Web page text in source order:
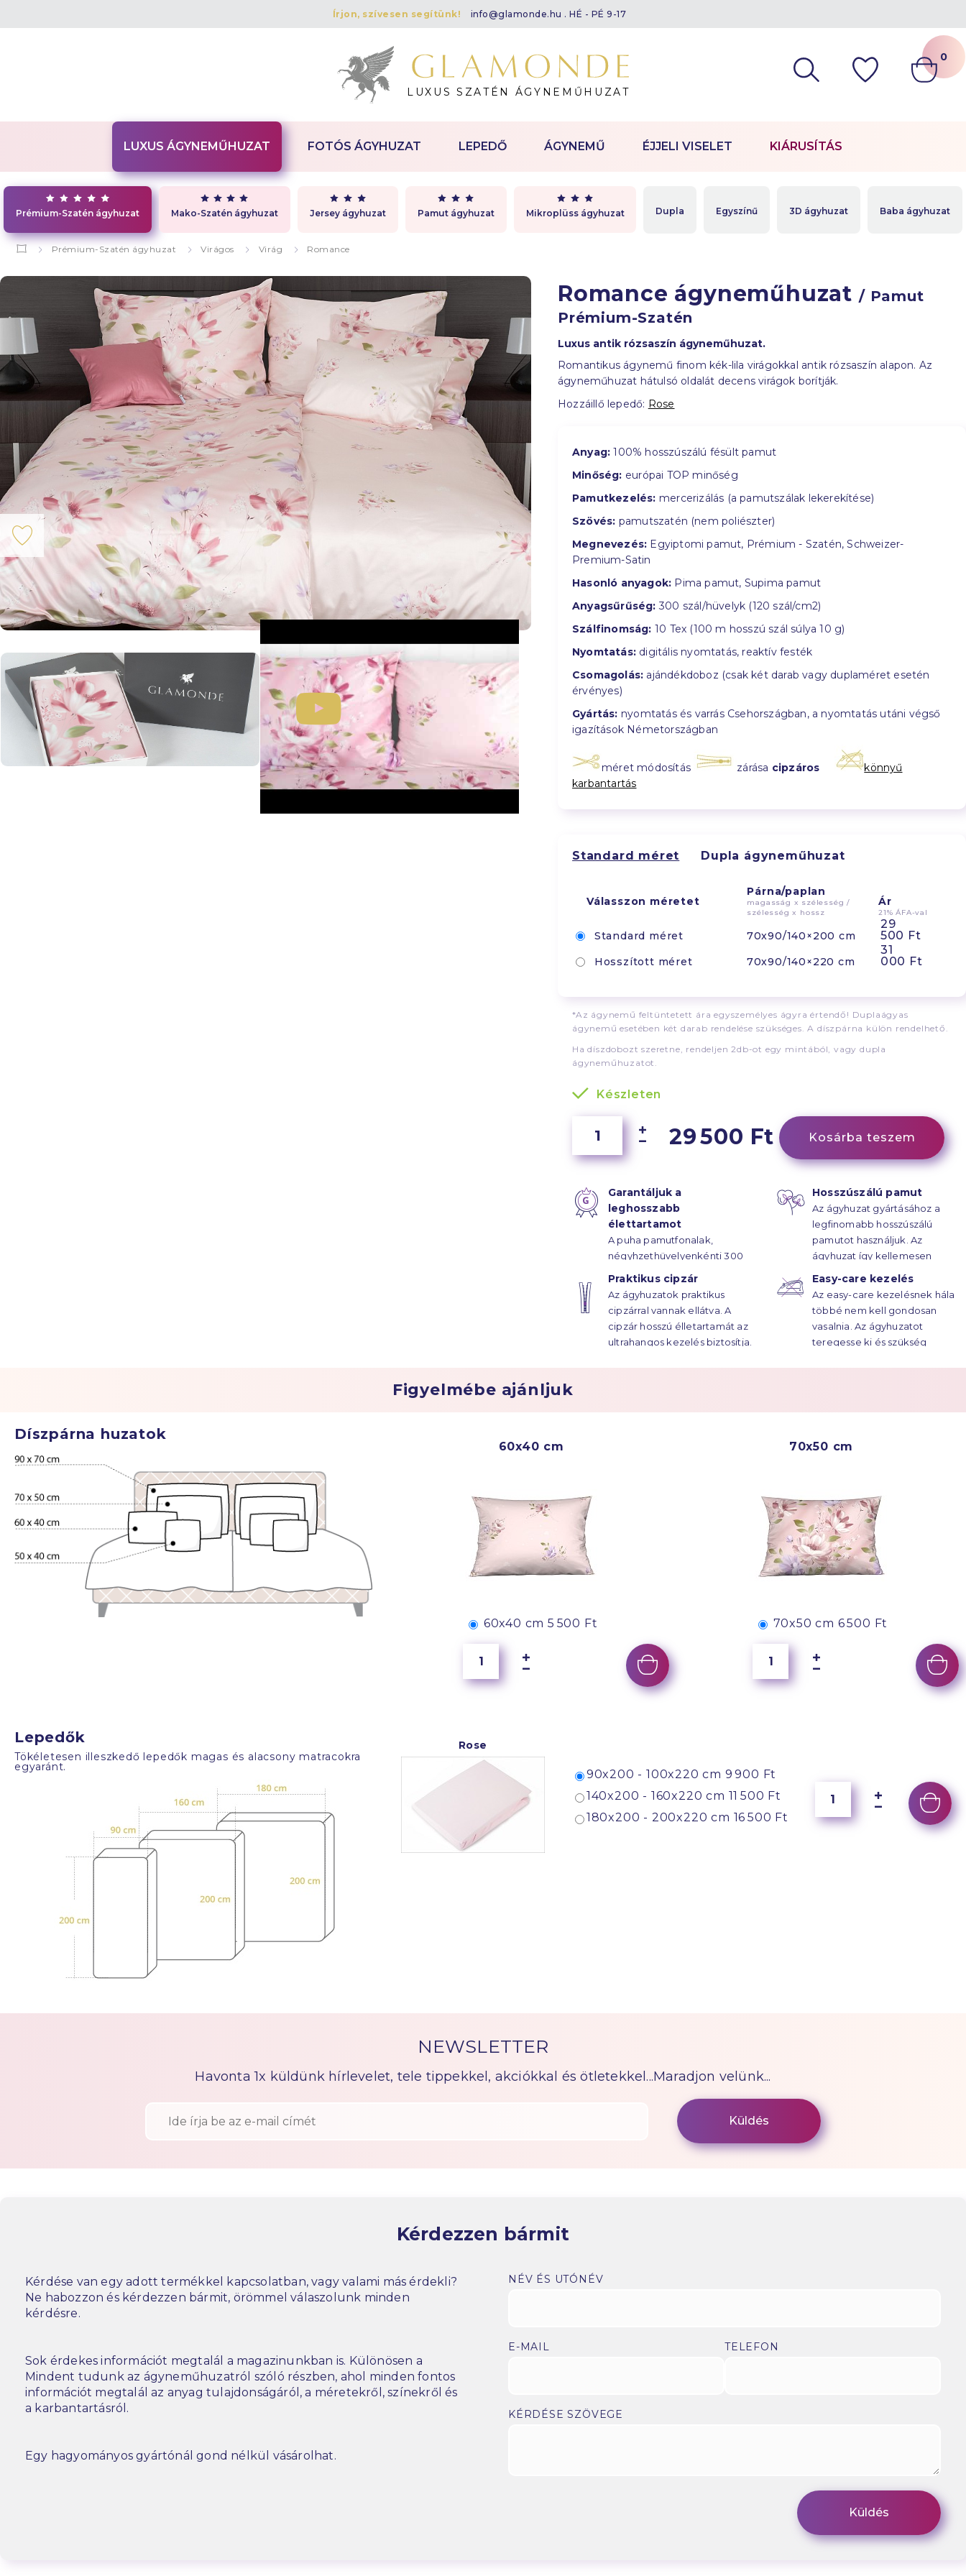
Írjon, szívesen segítünk! info@glamonde.hu . HÉ - PÉ 9-17
LUXUS SZATÉN ÁGYNEMŰHUZAT
0
LUXUS ÁGYNEMŰHUZAT
Prémium-Szatén ágyhuzat Mako-Szatén ágyhuzat Jersey ágyhuzat Pamut ágyhuzat Mikroplüss ágyhuzat Dupla Egyszínű 3D ágyhuzat Baba ágyhuzat
FOTÓS ÁGYHUZAT LEPEDŐ ÁGYNEMŰ ÉJJELI VISELET KIÁRUSÍTÁS
Prémium-Szatén ágyhuzat Virágos Virág Romance
Romance ágyneműhuzat / Pamut
Prémium-Szatén
Luxus antik rózsaszín ágyneműhuzat.
Romantikus ágynemű finom kék-lila virágokkal antik rózsaszín alapon. Az
ágyneműhuzat hátulsó oldalát decens virágok borítják.
Hozzáillő lepedő: Rose
Anyag: 100% hosszúszálú fésült pamut
Minőség: európai TOP minőség
Pamutkezelés: mercerizálás (a pamutszálak lekerekítése)
Szövés: pamutszatén (nem poliészter)
Megnevezés: Egyiptomi pamut, Prémium - Szatén, Schweizer-
Premium-Satin
Hasonló anyagok: Pima pamut, Supima pamut
Anyagsűrűség: 300 szál/hüvelyk (120 szál/cm2)
Szálfinomság: 10 Tex (100 m hosszú szál súlya 10 g)
Nyomtatás: digitális nyomtatás, reaktív festék
Csomagolás: ajándékdoboz (csak két darab vagy duplaméret esetén
érvényes)
Gyártás: nyomtatás és varrás Csehországban, a nyomtatás utáni végső
igazítások Németországban
méret módosítás zárása cipzáros
könnyű
karbantartás
Standard méret Dupla ágyneműhuzat
Válasszon méretet
Párna/paplan
magasság x szélesség /
szélesség x hossz
Ár
21% ÁFA-val
Standard méret 70x90/140×200 cm
29
500 Ft
Hosszított méret 70x90/140×220 cm
31
000 Ft
*Az ágynemű feltüntetett ára egyszemélyes ágyra értendő! Duplaágyas
ágynemű esetében két darab rendelése szükséges. A díszpárna külön rendelhető.
Ha díszdobozt szeretne, rendeljen 2db-ot egy mintából, vagy dupla
ágyneműhuzatot.
Készleten
29 500 Ft Kosárba teszem
Garantáljuk a
leghosszabb
élettartamot
A puha pamutfonalak,
négyhzethüvelyenkénti 300
szál sűrűsségű
szaténkötésének hála, az
ágyhuzatok élettartama
évtizedekre húzódik.
Hosszúszálú pamut
Az ágyhuzat gyártásához a
legfinomabb hosszúszálú
pamutot használjuk. Az
ágyhuzat így kellemesen
Praktikus cipzár
Az ágyhuzatok praktikus
cipzárral vannak ellátva. A
cipzár hosszú élletartamát az
ultrahangos kezelés biztosítja.
Easy-care kezelés
Az easy-care kezelésnek hála
többé nem kell gondosan
vasalnia. Az ágyhuzatot
teregesse ki és szükség
Figyelmébe ajánljuk
Díszpárna huzatok
60x40 cm
60x40 cm 5 500 Ft
70x50 cm
70x50 cm 6 500 Ft
Lepedők
Tökéletesen illeszkedő lepedők magas és alacsony matracokra
egyaránt.
Rose
90x200 - 100x220 cm 9 900 Ft
140x200 - 160x220 cm 11 500 Ft
180x200 - 200x220 cm 16 500 Ft
NEWSLETTER
Havonta 1x küldünk hírlevelet, tele tippekkel, akciókkal és ötletekkel...Maradjon velünk...
Kérdezzen bármit
Kérdése van egy adott termékkel kapcsolatban, vagy valami más érdekli?
Ne habozzon és kérdezzen bármit, örömmel válaszolunk minden
kérdésre.
Sok érdekes információt megtalál a magazinunkban is. Különösen a
Mindent tudunk az ágyneműhuzatról szóló részben, ahol minden fontos
információt megtalál az anyag tulajdonságáról, a méretekről, színekről és
a karbantartásról.
Egy hagyományos gyártónál gond nélkül vásárolhat.
NÉV ÉS UTÓNÉV
E-MAIL TELEFON
KÉRDÉSE SZÖVEGE